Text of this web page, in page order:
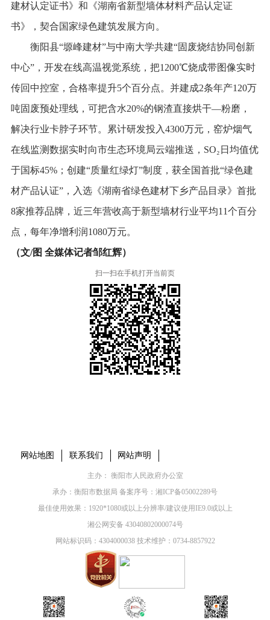
建材认定证书》和《湖南省新型墙体材料产品认定证
书》，契合国家绿色建筑发展方向。
衡阳县“塬峰建材”与中南大学共建“固废烧结协同创新
中心”，开发在线高温视觉系统，把1200℃烧成带图像实时
传回中控室，合格率提升5个百分点。并建成2条年产120万
吨固废预处理线，可把含水20%的钢渣直接烘干—粉磨，
解决行业卡脖子环节。累计研发投入4300万元，窑炉烟气
在线监测数据实时向市生态环境局云端推送，SO₂日均值优
于国标45%；创建“质量红绿灯”制度，获全国首批“绿色建
材产品认证”，入选《湖南省绿色建材下乡产品目录》首批
8家推荐品牌，近三年营收高于新型墙材行业平均11个百分
点，每年净增利润1080万元。
（文/图 全媒体记者邹红辉）
扫一扫在手机打开当前页
网站地图 联系我们 网站声明
主办： 衡阳市人民政府办公室
承办：衡阳市数据局 备案序号： 湘ICP备05002289号
最佳使用效果：1920*1080或以上分辨率/建议使用IE9.0或以上
湘公网安备 43040802000074号
网站标识码：4304000038 技术维护：0734-8857922